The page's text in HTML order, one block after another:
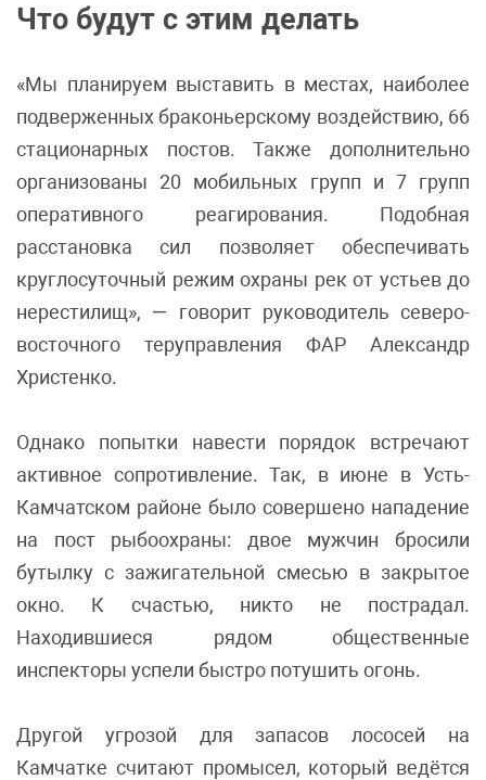
Что будут с этим делать
«Мы планируем выставить в местах, наиболее
подверженных браконьерскому воздействию, 66
стационарных постов. Также дополнительно
организованы 20 мобильных групп и 7 групп
оперативного реагирования. Подобная
расстановка сил позволяет обеспечивать
круглосуточный режим охраны рек от устьев до
нерестилищ», — говорит руководитель северо-
восточного теруправления ФАР Александр
Христенко.
Однако попытки навести порядок встречают
активное сопротивление. Так, в июне в Усть-
Камчатском районе было совершено нападение
на пост рыбоохраны: двое мужчин бросили
бутылку с зажигательной смесью в закрытое
окно. К счастью, никто не пострадал.
Находившиеся рядом общественные
инспекторы успели быстро потушить огонь.
Другой угрозой для запасов лососей на
Камчатке считают промысел, который ведётся